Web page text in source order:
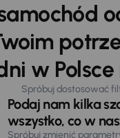
w Polsce
Spróbuj dostosować
Podaj nam kilka
wszystko, co w
Spróbuj zmienić